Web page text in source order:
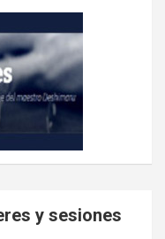
y sesiones